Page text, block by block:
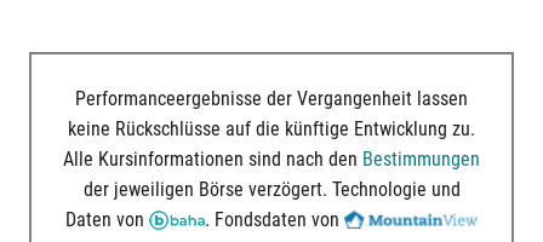
Performanceergebnisse der Vergangenheit lassen
keine Rückschlüsse auf die künftige Entwicklung zu.
Alle Kursinformationen sind nach den Bestimmungen
der jeweiligen Börse verzögert. Technologie und
Daten von
. Fondsdaten von